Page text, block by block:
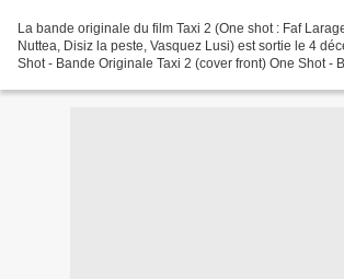
La bande originale du film Taxi 2 (One shot : Faf
Nuttea, Disiz la peste, Vasquez Lusi) est sortie le 4
Shot - Bande Originale Taxi 2 (cover front) One Shot -